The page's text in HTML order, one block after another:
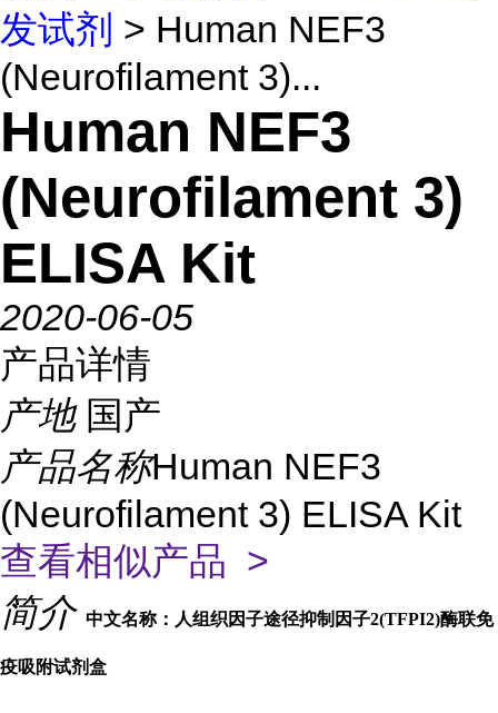
发试剂 > Human NEF3
(Neurofilament 3)...
Human NEF3
(Neurofilament 3)
ELISA Kit
2020-06-05
产品详情
产地 国产
产品名称Human NEF3
(Neurofilament 3) ELISA Kit
查看相似产品 >
简介 中文名称：人组织因子途径抑制因子2(TFPI2)酶联免
疫吸附试剂盒